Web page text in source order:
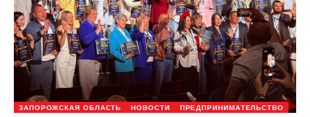
ЗАПОРОЖСКАЯ ОБЛАСТЬ НОВОСТИ ПРЕДПРИНИМАТЕЛЬСТВО